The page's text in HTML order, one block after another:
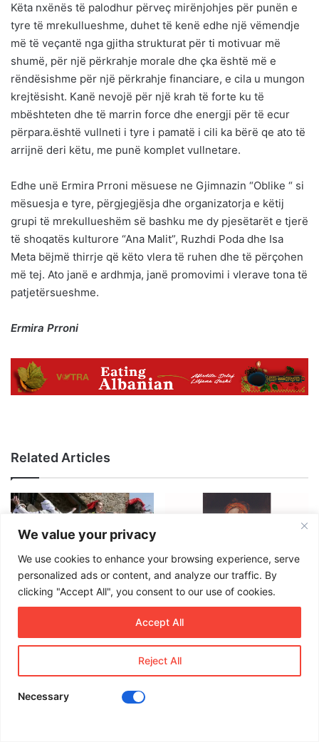
We value your privacy
We use cookies to enhance your browsing experience, serve
personalized ads or content, and analyze our traffic. By
clicking "Accept All", you consent to our use of cookies.
Reject All
Accept All
Necessary
Këta nxënës të palodhur përveç mirënjohjes për punën e
tyre të mrekullueshme, duhet të kenë edhe një vëmendje
më të veçantë nga gjitha strukturat për ti motivuar më
shumë, për një përkrahje morale dhe çka është më e
rëndësishme për një përkrahje financiare, e cila u mungon
krejtësisht. Kanë nevojë për një krah të forte ku të
mbështeten dhe të marrin force dhe energji për të ecur
përpara.është vullneti i tyre i pamatë i cili ka bërë qe ato të
arrijnë deri këtu, me punë komplet vullnetare.
Edhe unë Ermira Prroni mësuese ne Gjimnazin “Oblike “ si
mësuesja e tyre, përgjegjësja dhe organizatorja e këtij
grupi të mrekullueshëm së bashku me dy pjesëtarët e tjerë
të shoqatës kulturore “Ana Malit”, Ruzhdi Poda dhe Isa
Meta bëjmë thirrje që këto vlera të ruhen dhe të përçohen
më tej. Ato janë e ardhmja, janë promovimi i vlerave tona të
patjetërsueshme.
Ermira Prroni
Related Articles
The Dance of the Mountains:
Tropoja’s ‘Vallja e Tropojës’
Lord Byron (1788–1824)
influence of the Ottoman
Empire.
January 20, 2024